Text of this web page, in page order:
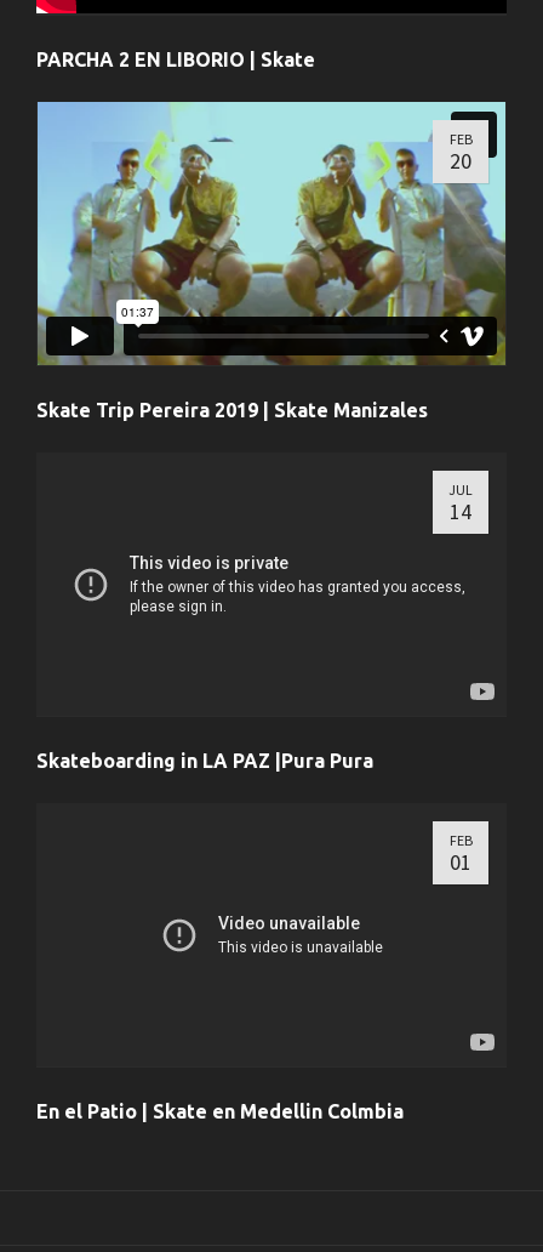
PARCHA 2 EN LIBORIO | Skate
FEB
20
Skate Trip Pereira 2019 | Skate Manizales
JUL
14
Skateboarding in LA PAZ |Pura Pura
FEB
01
En el Patio | Skate en Medellin Colmbia